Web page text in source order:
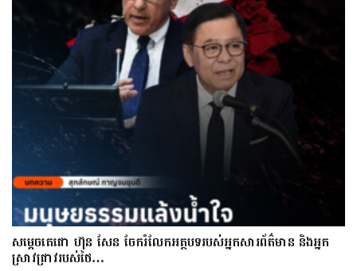
សម្តេចតេជោ ហ៊ុន សែន ចែករំលែកអត្ថបទរបស់អ្នកសារព័ត៌មាន និងអ្នក
ស្រាវជ្រាវរបស់ថៃ…